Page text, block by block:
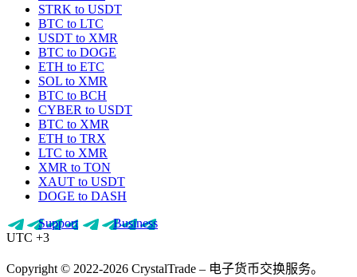
STRK to USDT
BTC to LTC
USDT to XMR
BTC to DOGE
ETH to ETC
SOL to XMR
BTC to BCH
CYBER to USDT
BTC to XMR
ETH to TRX
LTC to XMR
XMR to TON
XAUT to USDT
DOGE to DASH
Support
Business
UTC +3
Copyright © 2022-2026 CrystalTrade – 电子货币交换服务。